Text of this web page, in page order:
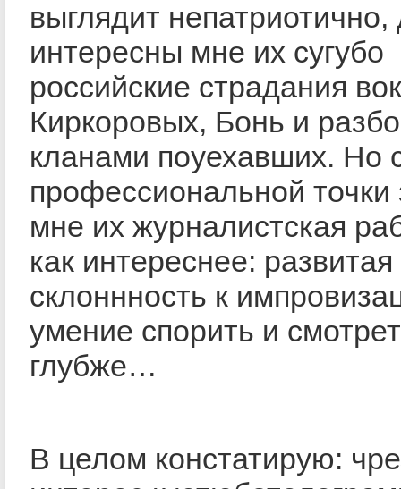
выглядит непатриотично,
интересны мне их сугубо
российские страдания
Киркоровых, Бонь и
кланами поуехавших. Но
профессиональной точки
мне их журналистская
как интереснее:
склоннность к
умение спорить и
глубже…
В целом констатирую: